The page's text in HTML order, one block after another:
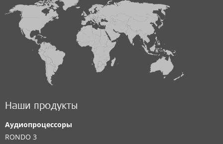
Наши продукты
Аудиопроцессоры
RONDO 3